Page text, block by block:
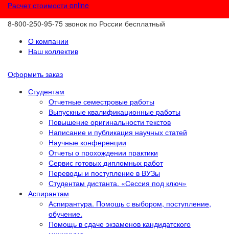
Расчет стоимости online
8-800-250-95-75 звонок по России бесплатный
О компании
Наш коллектив
Оформить заказ
Студентам
Отчетные семестровые работы
Выпускные квалификационные работы
Повышение оригинальности текстов
Написание и публикация научных статей
Научные конференции
Отчеты о прохождении практики
Сервис готовых дипломных работ
Переводы и поступление в ВУЗы
Студентам дистанта. «Сессия под ключ»
Аспирантам
Аспирантура. Помощь с выбором, поступление,
обучение.
Помощь в сдаче экзаменов кандидатского